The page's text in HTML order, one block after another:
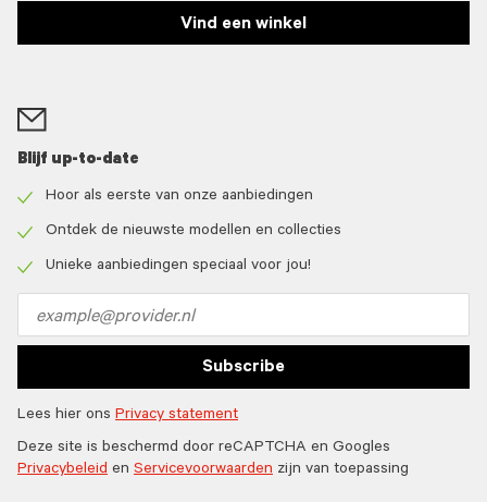
Vind een winkel
Blijf up-to-date
icon
Hoor als eerste van onze aanbiedingen
icon
Ontdek de nieuwste modellen en collecties
Unieke aanbiedingen speciaal voor jou!
address
Subscribe
Lees hier ons Privacy statement
Deze site is beschermd door reCAPTCHA en Googles
Privacybeleid en Servicevoorwaarden zijn van toepassing